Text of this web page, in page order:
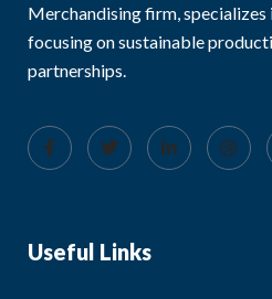
Merchandising firm, specializes
focusing on sustainable
partnerships.
Useful Links